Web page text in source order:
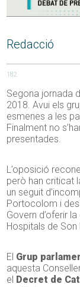
Redacció
182
Segona jornada
2018. Avui els
esmenes a les
Finalment no
presentades.
L’oposició
però han criticat
un seguit
Portocolom i
Govern d’oferir
Hospitals de Son
El Grup
aquesta
el Decret de